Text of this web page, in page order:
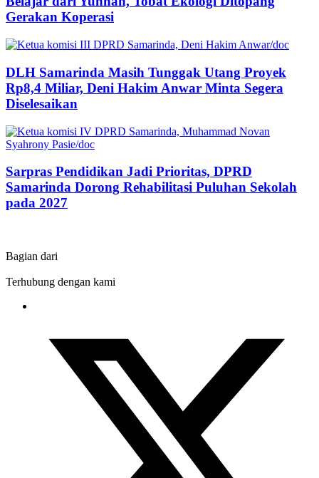
Gerakan Koperasi
DLH Samarinda Masih Tunggak Utang Proyek
Rp8,4 Miliar, Deni Hakim Anwar Minta Segera
Diselesaikan
Sarpras Pendidikan Jadi Prioritas, DPRD
Samarinda Dorong Rehabilitasi Puluhan Sekolah
pada 2027
Bagian dari
Terhubung dengan kami